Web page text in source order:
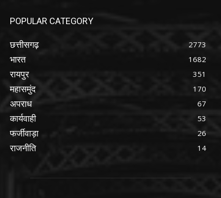
POPULAR CATEGORY
छत्तीसगढ़ 2773
भारत 1682
रायपुर 351
महासमुंद 170
अपराध 67
कार्यवाही 53
फर्जीवाड़ा 26
राजनीति 14